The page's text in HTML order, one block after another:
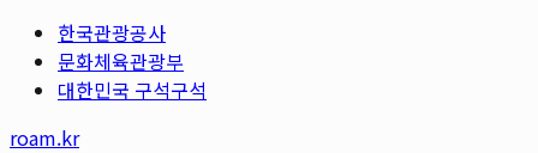
한국관광공사
문화체육관광부
대한민국 구석구석
roam.kr